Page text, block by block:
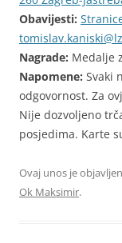
Obavijesti:
Nagrade: Medalje
Napomene: Svaki
odgovornost. Za
Nije dozvoljeno
posjedima. Karte
Ovaj unos je
Ok Maksimir.